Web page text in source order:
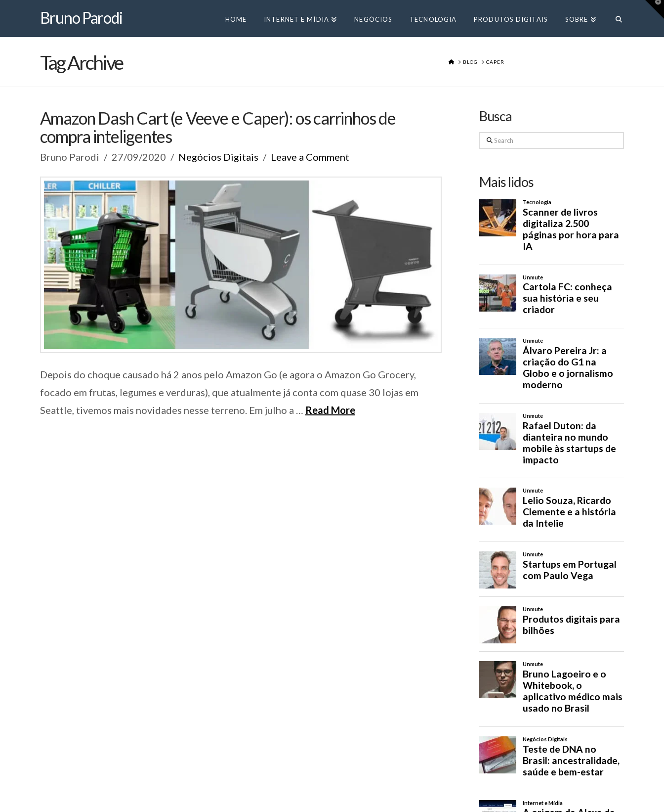
Bruno
Parodi
Bruno Parodi HOME INTERNET E MÍDIA NEGÓCIOS TECNOLOGIA PRODUTOS DIGITAIS SOBRE
Tag Archive HOME
BLOG CAPER
Amazon Dash Cart (e Veeve e Caper): os carrinhos de
compra inteligentes
Bruno Parodi 27/09/2020 Negócios Digitais Leave a Comment
Depois do choque causado há 2 anos pelo Amazon Go (e agora o Amazon Go Grocery,
focado em frutas, legumes e verduras), que atualmente já conta com quase 30 lojas em
Seattle, tivemos mais novidades nesse terreno. Em julho a … Read More
Busca
Search
Mais lidos